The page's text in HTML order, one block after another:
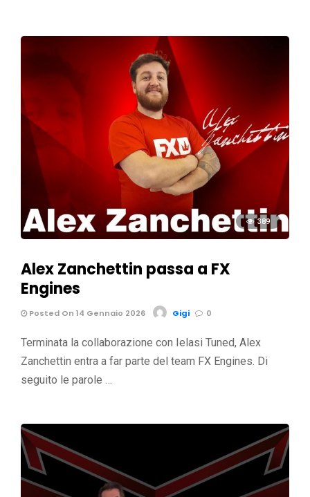
389
Alex Zanchettin passa a FX
Engines
Posted On 14 Gennaio 2026 Gigi 0
Terminata la collaborazione con Ielasi Tuned, Alex
Zanchettin entra a far parte del team FX Engines. Di
seguito le parole …